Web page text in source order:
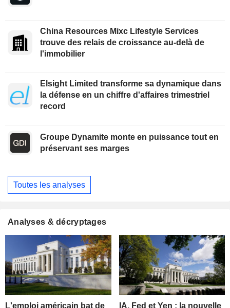
China Resources Mixc Lifestyle Services
trouve des relais de croissance au-delà de
l'immobilier
Elsight Limited transforme sa dynamique dans
la défense en un chiffre d'affaires trimestriel
record
Groupe Dynamite monte en puissance tout en
préservant ses marges
Toutes les analyses
Analyses & décryptages
L'emploi américain bat de IA, Fed et Yen : la nouvelle